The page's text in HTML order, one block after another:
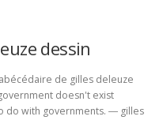
dessin
de gilles deleuze
doesn't exist
do with governments. ― gilles